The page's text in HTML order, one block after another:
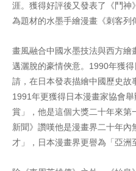
涯。獲得好評後又發表了《鬥神
為題材的水墨手繪漫畫《刺客列
畫風融合中國水墨技法與西方繪
邁灑脫的豪情俠意。1990年獲
請，在日本發表描繪中國歷史故
1991年更獲得日本漫畫家協會
賞」，他是這個大獎二十年來第
新聞》讚嘆他是漫畫界二十年
才」，日本漫畫界更譽為「亞洲